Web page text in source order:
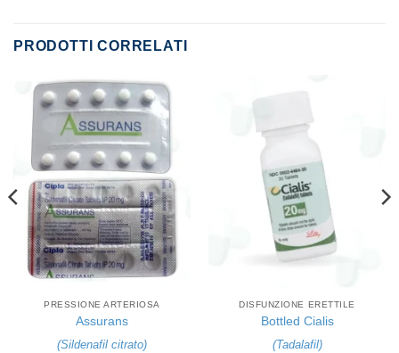
PRODOTTI CORRELATI
PRESSIONE ARTERIOSA
Assurans
(Sildenafil citrato)
DISFUNZIONE ERETTILE
Bottled Cialis
(Tadalafil)